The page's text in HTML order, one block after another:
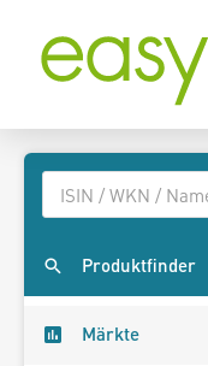
Produktfinder
Märkte